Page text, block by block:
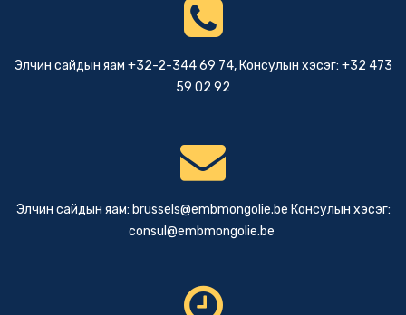
Элчин сайдын яам +32-2-344 69 74, Консулын хэсэг: +32 473
59 02 92
Элчин сайдын яам: brussels@embmongolie.be Консулын хэсэг:
consul@embmongolie.be